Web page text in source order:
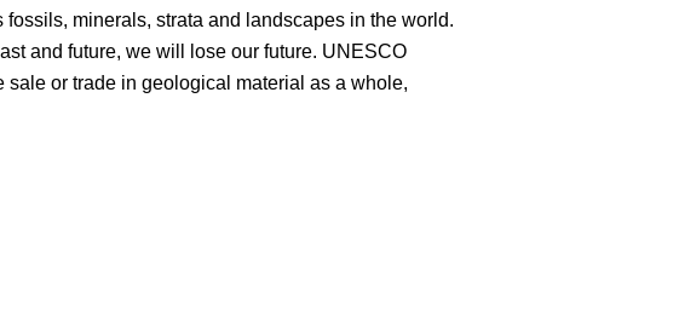
minerals, strata and landscapes in the world.
and future, we will lose our future. UNESCO
or trade in geological material as a whole,